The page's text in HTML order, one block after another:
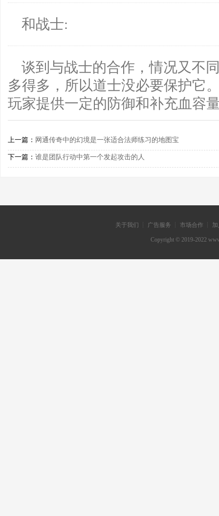
和战士:
谈到与战士的合作，情况又不
多得多，所以道士没必要保护它
玩家提供一定的防御和补充血容
上一篇： 网通传奇中的幻境是一张适合法师练习的地图宝
下一篇： 谁是团队行动中第一个发起攻击的人
关于我们 ┊ 广告服务 ┊ 市场合作 ┊
Copyright © 2019-2022